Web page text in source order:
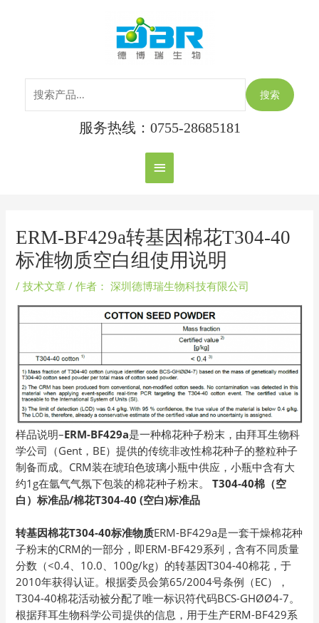
主
菜
单
搜索
服务热线：0755-28685181
ERM-BF429a转基因棉花T304-40
标准物质空白组使用说明
/技术文章 / 作者： 深圳德博瑞生物科技有限公司
样品说明–ERM-BF429a是一种棉花种子粉末，由拜耳生物科
学公司（Gent，BE）提供的传统非改性棉花种子的整粒种子
制备而成。CRM装在琥珀色玻璃小瓶中供应，小瓶中含有大
约1g在氩气气氛下包装的棉花种子粉末。T304-40棉（空
白）标准品/棉花T304-40 (空白)标准品
转基因棉花T304-40标准物质ERM-BF429a是一套干燥棉花种
子粉末的CRM的一部分，即ERM-BF429系列，含有不同质量
分数（<0.4、10.0、100g/kg）的转基因T304-40棉花，于
2010年获得认证。根据委员会第65/2004号条例（EC），
T304-40棉花活动被分配了唯一标识符代码BCS-GHØØ4-7。
根据拜耳生物科学公司提供的信息，用于生产ERM-BF429系